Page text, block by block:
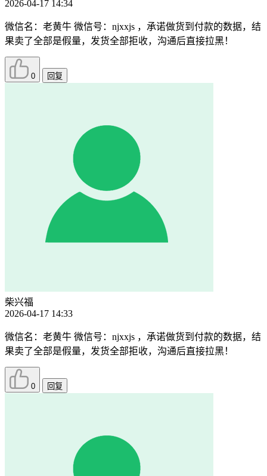
2026-04-17 14:34
微信名：老黄牛 微信号：njxxjs ，承诺做货到付款的数据，结
果卖了全部是假量，发货全部拒收，沟通后直接拉黑！
0 回复
柴兴福
2026-04-17 14:33
微信名：老黄牛 微信号：njxxjs ，承诺做货到付款的数据，结
果卖了全部是假量，发货全部拒收，沟通后直接拉黑！
0 回复